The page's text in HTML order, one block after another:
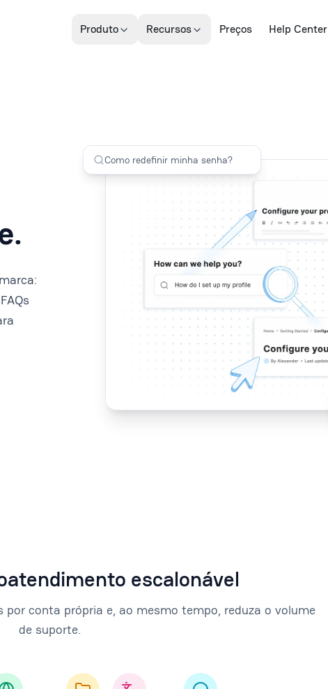
Produto Recursos Preços Help Center
Como redefinir minha senha?
escalonável
conta própria e, ao mesmo tempo, reduza o volume
de suporte.